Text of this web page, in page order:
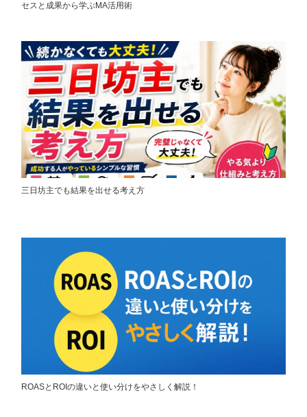
セスと成果から学ぶMA活用術
三日坊主でも結果を出せる考え方
ROASとROIの違いと使い分けをやさしく解説！